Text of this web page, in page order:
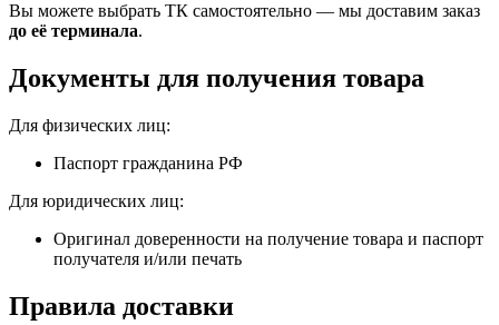
Вы можете выбрать ТК самостоятельно — мы доставим заказ
до её терминала.
Документы для получения товара
Для физических лиц:
Паспорт гражданина РФ
Для юридических лиц:
Оригинал доверенности на получение товара и паспорт
получателя и/или печать
Правила доставки